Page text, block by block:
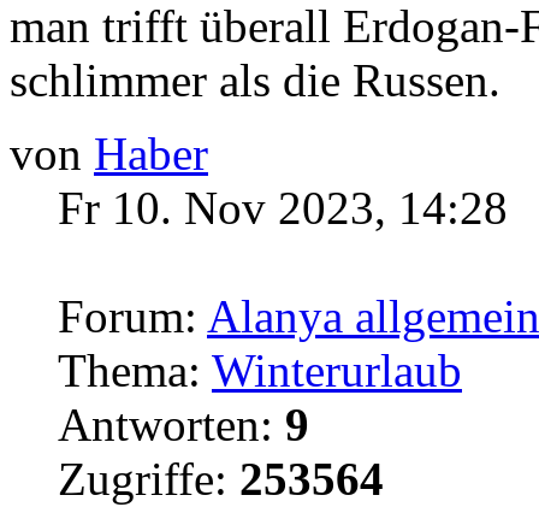
man trifft überall Erdogan-
schlimmer als die Russen.
von Haber
Fr 10. Nov 2023, 14:28
Forum: Alanya allgemein
Thema: Winterurlaub
Antworten: 9
Zugriffe: 253564